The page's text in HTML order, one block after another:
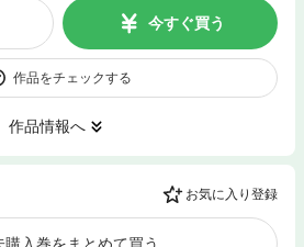
今すぐ買う
作品をチェックする
作品情報へ
お気に入り登録
購入巻をまとめて買う